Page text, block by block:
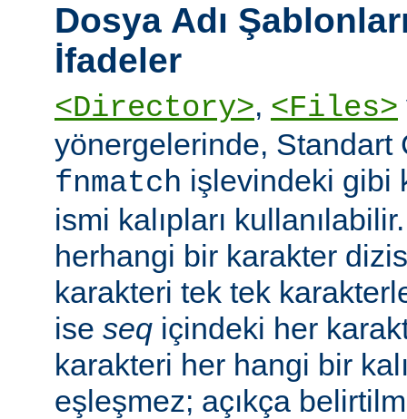
Dosya Adı
İfadeler
<Directory>, <Files>
yönergelerinde, Standart
fnmatch işlevindeki gibi
ismi kalıpları
herhangi bir karakter
karakteri tek tek
ise seq içindeki her
karakteri her hangi bir
eşleşmez; açıkça